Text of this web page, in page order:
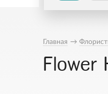
Главная →
Flower